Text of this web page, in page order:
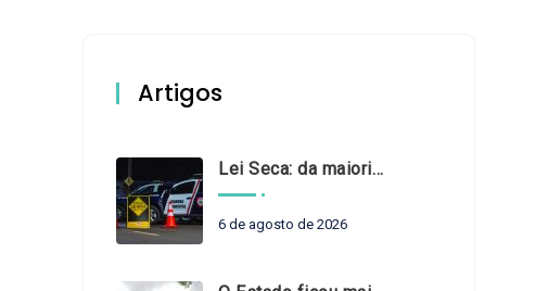
Artigos
Lei Seca: da maioridade à maturidade
6 de agosto de 2026